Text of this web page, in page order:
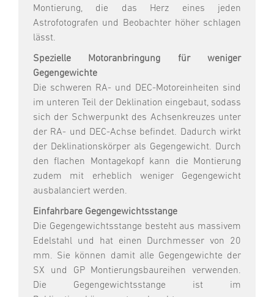
Montierung, die das Herz eines jeden
Astrofotografen und Beobachter höher schlagen
lässt.
Spezielle Motoranbringung für weniger
Gegengewichte
Die schweren RA- und DEC-Motoreinheiten sind
im unteren Teil der Deklination eingebaut, sodass
sich der Schwerpunkt des Achsenkreuzes unter
der RA- und DEC-Achse befindet. Dadurch wirkt
der Deklinationskörper als Gegengewicht. Durch
den flachen Montagekopf kann die Montierung
zudem mit erheblich weniger Gegengewicht
ausbalanciert werden.
Einfahrbare Gegengewichtsstange
Die Gegengewichtsstange besteht aus massivem
Edelstahl und hat einen Durchmesser von 20
mm. Sie können damit alle Gegengewichte der
SX und GP Montierungsbaureihen verwenden.
Die Gegengewichtsstange ist im